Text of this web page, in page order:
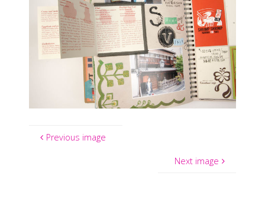
Previous image
Next image